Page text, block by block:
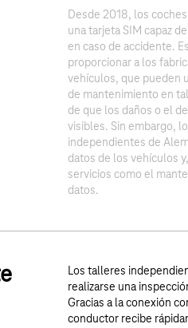
Desde 2018, los
una tarjeta SIM capaz
en caso de accidente.
proporcionar a los
vehículos, que pueden
de mantenimiento en
de que los daños o el
visibles. Sin embargo,
independientes de
datos de los vehículos
servicios como el
datos.
Los talleres
realizarse una
Gracias a la conexión
conductor recibe